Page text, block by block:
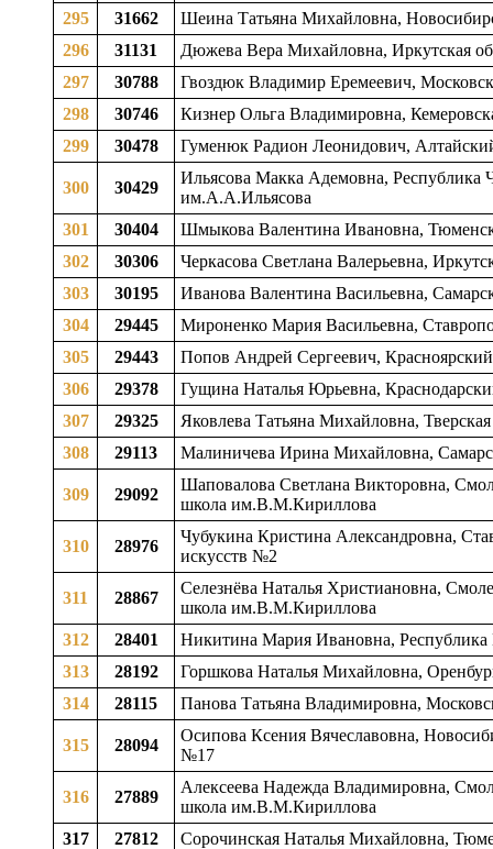
295 31662
Шеина Татьяна Михайловна,
296
31131
Дюжева Вера Михайловна, Иркутская
297
30788
Гвоздюк Владимир Еремеевич,
298
30746
Кизнер Ольга Владимировна,
299
30478 Гуменюк Радион Леонидович,
300 30429
Ильясова Макка Адемовна, Республика
им.А.А.Ильясова
301
30404
Шмыкова Валентина Ивановна,
302
30306
Черкасова Светлана Валерьевна,
303
30195
Иванова Валентина Васильевна,
304
29445
Мироненко Мария Васильевна,
305
29443
Попов Андрей Сергеевич,
306
29378
Гущина Наталья Юрьевна,
307
29325
Яковлева Татьяна Михайловна,
308
29113 Малиничева Ирина Михайловна,
309 29092
Шаповалова Светлана Викторовна,
школа им.В.М.Кириллова
310 28976
Чубукина Кристина Александровна,
искусств №2
311 28867
Селезнёва Наталья Христиановна,
школа им.В.М.Кириллова
312
28401
Никитина Мария Ивановна, Республика
313
28192
Горшкова Наталья Михайловна,
314
28115 Панова Татьяна Владимировна,
315 28094
Осипова Ксения Вячеславовна,
№17
316 27889
Алексеева Надежда Владимировна,
школа им.В.М.Кириллова
317
27812 Сорочинская Наталья Михайловна,